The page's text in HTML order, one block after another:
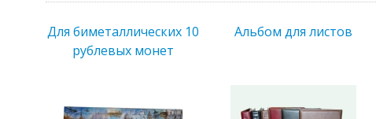
Для биметаллических 10
рублевых монет
Альбом для листов